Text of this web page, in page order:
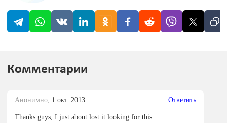
Комментарии
Анонимно, 1 окт. 2013 Ответить
Thanks guys, I just about lost it looking for this.